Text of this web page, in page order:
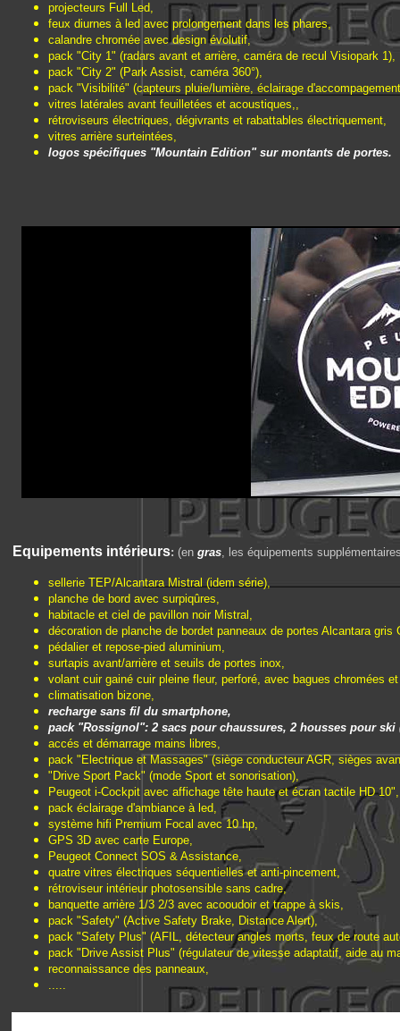
projecteurs Full Led,
feux diurnes à led avec prolongement dans les phares,
calandre chromée avec design évolutif,
pack "City 1" (radars avant et arrière, caméra de recul Visiopark 1),
pack "City 2" (Park Assist, caméra 360°),
pack "Visibilité" (capteurs pluie/lumière, éclairage
vitres latérales avant feuilletées et acoustiques,,
rétroviseurs électriques, dégivrants et rabattables électriquement,
vitres arrière surteintées,
logos spécifiques "Mountain Edition" sur montants de portes.
Equipements intérieurs: (en gras, les équipements
sellerie TEP/Alcantara Mistral (idem série),
planche de bord avec surpiqûres,
habitacle et ciel de pavillon noir Mistral,
décoration de planche de bordet panneaux de portes Alcantara gris
pédalier et repose-pied aluminium,
surtapis avant/arrière et seuils de portes inox,
volant cuir gainé cuir pleine fleur, perforé, avec bagues chromées
climatisation bizone,
recharge sans fil du smartphone,
pack "Rossignol": 2 sacs pour chaussures, 2 housses pour
accés et démarrage mains libres,
pack "Electrique et Massages" (siège conducteur AGR, sièges
"Drive Sport Pack" (mode Sport et sonorisation),
Peugeot i-Cockpit avec affichage tête haute et écran tactile HD 10",
pack éclairage d'ambiance à led,
système hifi Premium Focal avec 10 hp,
GPS 3D avec carte Europe,
Peugeot Connect SOS & Assistance,
quatre vitres électriques séquentielles et anti-pincement,
rétroviseur intérieur photosensible sans cadre,
banquette arrière 1/3 2/3 avec acooudoir et trappe à skis,
pack "Safety" (Active Safety Brake, Distance Alert),
pack "Safety Plus" (AFIL, détecteur angles morts, feux de route
pack "Drive Assist Plus" (régulateur de vitesse adaptatif, aide au
reconnaissance des panneaux,
.....